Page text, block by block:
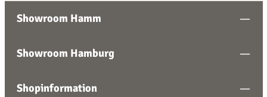
Showroom Hamm
Showroom Hamburg
Shopinformation